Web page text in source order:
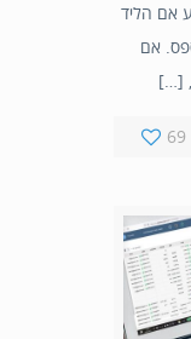
אם הליד
אם
[…]
69